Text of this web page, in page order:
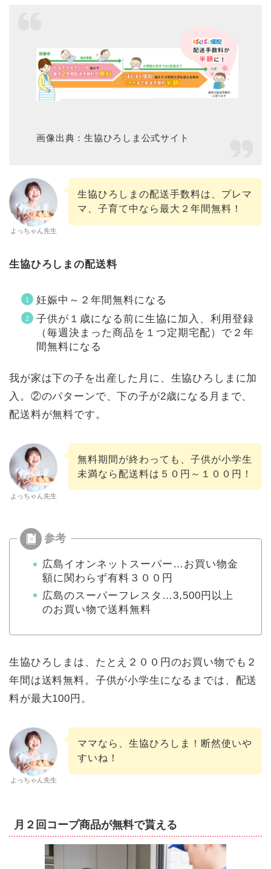
画像出典：生協ひろしま公式サイト
よっちゃん先生
生協ひろしまの配送手数料は、プレマ
マ、子育て中なら最大２年間無料！
生協ひろしまの配送料
妊娠中～２年間無料になる
子供が１歳になる前に生協に加入、利用登録
（毎週決まった商品を１つ定期宅配）で２年
間無料になる
我が家は下の子を出産した月に、生協ひろしまに加
入。②のパターンで、下の子が2歳になる月まで、
配送料が無料です。
よっちゃん先生
無料期間が終わっても、子供が小学生
未満なら配送料は５０円～１００円！
広島イオンネットスーパー…お買い物金
額に関わらず有料３００円
広島のスーパーフレスタ…3,500円以上
のお買い物で送料無料
生協ひろしまは、たとえ２００円のお買い物でも２
年間は送料無料。子供が小学生になるまでは、配送
料が最大100円。
よっちゃん先生
ママなら、生協ひろしま！断然使いや
すいね！
月２回コープ商品が無料で貰える